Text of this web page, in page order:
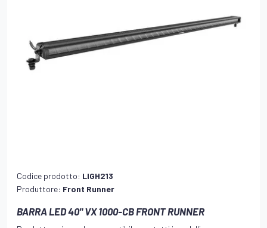
Codice prodotto: LIGH213
Produttore: Front Runner
BARRA LED 40" VX 1000-CB FRONT RUNNER